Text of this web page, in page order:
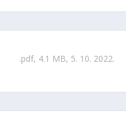
.pdf, 4.1 MB, 5. 10. 2022.